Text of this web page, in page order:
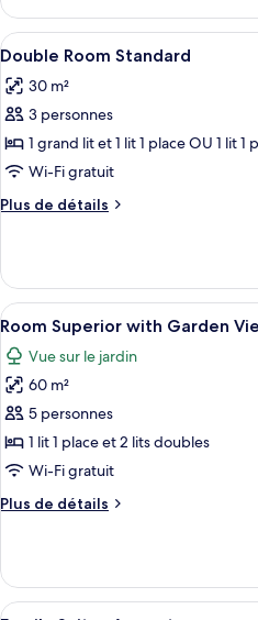
le
type
de
Suíte
Vila
Afficher
toutes
les
photos
pour
ce
type
de
Double
Room
Standard
4
Double Room Standard
30 m²
3 personnes
1 grand lit et 1 lit 1 place OU 1 lit 1
Wi-Fi gratuit
Plus de détails
Plus
le
type
de
Double
Room
Afficher
toutes
les
photos
pour
ce
type
chambre :
with
5
Room Superior with Garden
Vue sur le jardin
60 m²
5 personnes
1 lit 1 place et 2 lits doubles
Wi-Fi gratuit
Plus de détails
Plus
le
type
Afficher